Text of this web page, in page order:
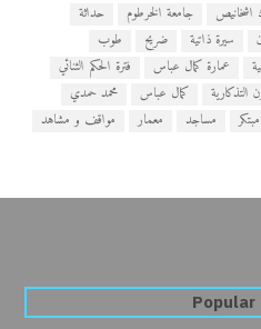
اشخانيص جامعة الخرطوم
حداثة
سيرة ذاتية ضريح
طوب
عمارة كمال عباس
فترة الحكم الثنائي
كمال عباس
محمد حمدي
مساجد معمار
مواقف و مشاهد
Popular